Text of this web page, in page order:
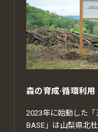
森の育成·循環利用
2023年に始動した「
BASE」は山梨県北